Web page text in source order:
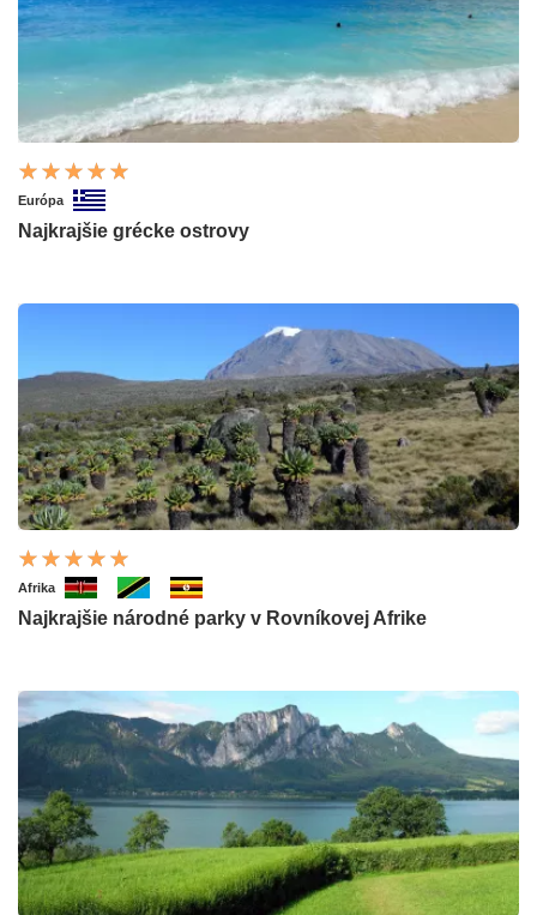
Európa
Najkrajšie grécke ostrovy
Afrika
Najkrajšie národné parky v Rovníkovej Afrike